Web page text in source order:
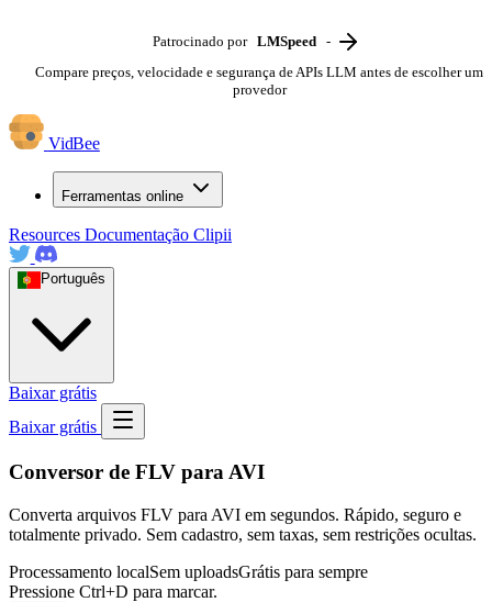
Patrocinado por LMSpeed -
Compare preços, velocidade e segurança de APIs LLM antes de escolher um
provedor
VidBee
Ferramentas online
Resources Documentação Clipii
Português
Baixar grátis
Baixar grátis
Conversor de FLV para AVI
Converta arquivos FLV para AVI em segundos. Rápido, seguro e
totalmente privado. Sem cadastro, sem taxas, sem restrições ocultas.
Processamento localSem uploadsGrátis para sempre
Pressione Ctrl+D para marcar.